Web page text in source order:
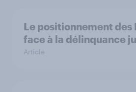
Le positionnement des
face à la délinquance
Article